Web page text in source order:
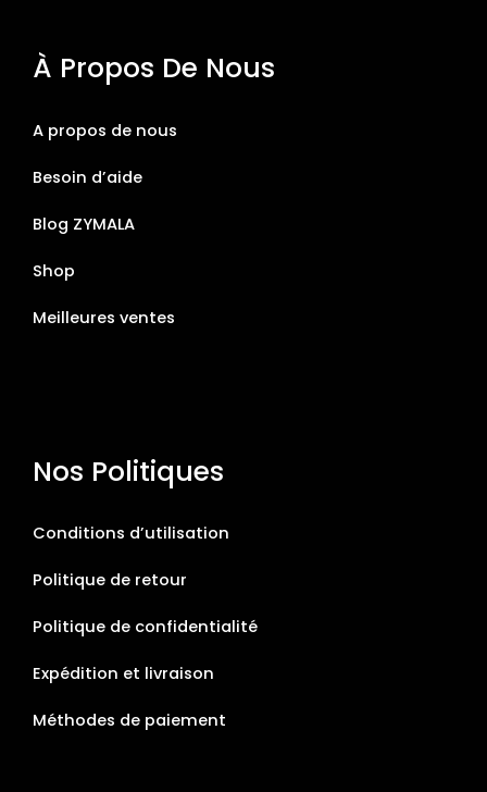
À Propos De Nous
A propos de nous
Besoin d’aide
Blog ZYMALA
Shop
Meilleures ventes
Nos Politiques
Conditions d’utilisation
Politique de retour
Politique de confidentialité
Expédition et livraison
Méthodes de paiement